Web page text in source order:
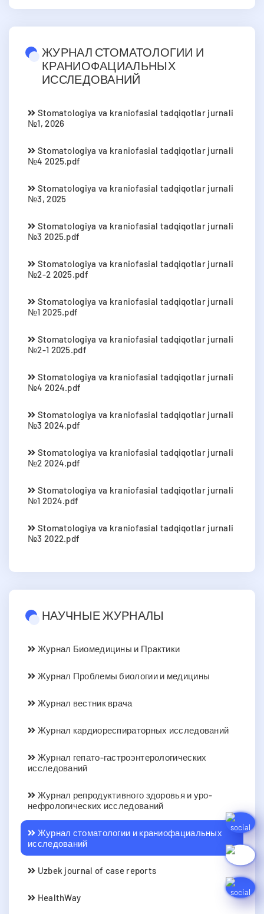
ЖУРНАЛ СТОМАТОЛОГИИ И
КРАНИОФАЦИАЛЬНЫХ
ИССЛЕДОВАНИЙ
Stomatologiya va kraniofasial tadqiqotlar jurnali
№1, 2026
Stomatologiya va kraniofasial tadqiqotlar jurnali
№4 2025.pdf
Stomatologiya va kraniofasial tadqiqotlar jurnali
№3, 2025
Stomatologiya va kraniofasial tadqiqotlar jurnali
№3 2025.pdf
Stomatologiya va kraniofasial tadqiqotlar jurnali
№2-2 2025.pdf
Stomatologiya va kraniofasial tadqiqotlar jurnali
№1 2025.pdf
Stomatologiya va kraniofasial tadqiqotlar jurnali
№2-1 2025.pdf
Stomatologiya va kraniofasial tadqiqotlar jurnali
№4 2024.pdf
Stomatologiya va kraniofasial tadqiqotlar jurnali
№3 2024.pdf
Stomatologiya va kraniofasial tadqiqotlar jurnali
№2 2024.pdf
Stomatologiya va kraniofasial tadqiqotlar jurnali
№1 2024.pdf
Stomatologiya va kraniofasial tadqiqotlar jurnali
№3 2022.pdf
НАУЧНЫЕ ЖУРНАЛЫ
Журнал Биомедицины и Практики
Журнал Проблемы биологии и медицины
Журнал вестник врача
Журнал кардиореспираторных исследований
Журнал гепато-гастроэнтерологических
исследований
Журнал репродуктивного здоровья и уро-
нефрологических исследований
Журнал стоматологии и краниофациальных
исследований
Uzbek journal of case reports
HealthWay